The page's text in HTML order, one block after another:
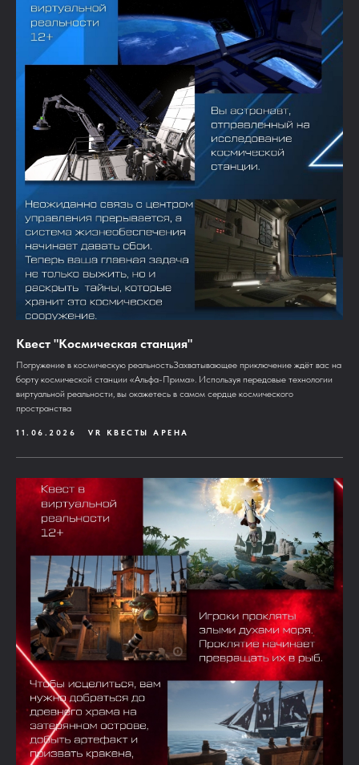
Квест "Космическая станция"
Погружение в космическую реальностьЗахватывающее приключение ждёт вас на
борту космической станции «Альфа-Прима». Используя передовые технологии
виртуальной реальности, вы окажетесь в самом сердце космического
пространства
11.06.2026 VR КВЕСТЫ АРЕНА